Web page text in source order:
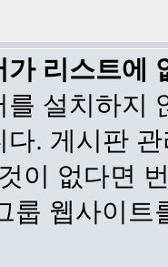
가 리스트에
설치하지
. 게시판
이 없다면
룹 웹사이